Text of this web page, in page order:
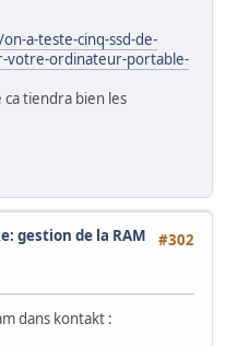
a-teste-cinq-ssd-de-
votre-ordinateur-portable-
tiendra bien les
#302
gestion de la RAM
dans kontakt :